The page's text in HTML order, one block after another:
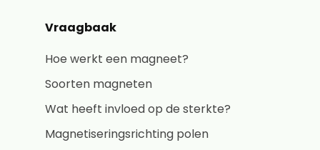
Vraagbaak
Hoe werkt een magneet?
Soorten magneten
Wat heeft invloed op de sterkte?
Magnetiseringsrichting polen